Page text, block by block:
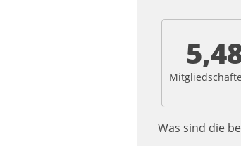
Was sind die